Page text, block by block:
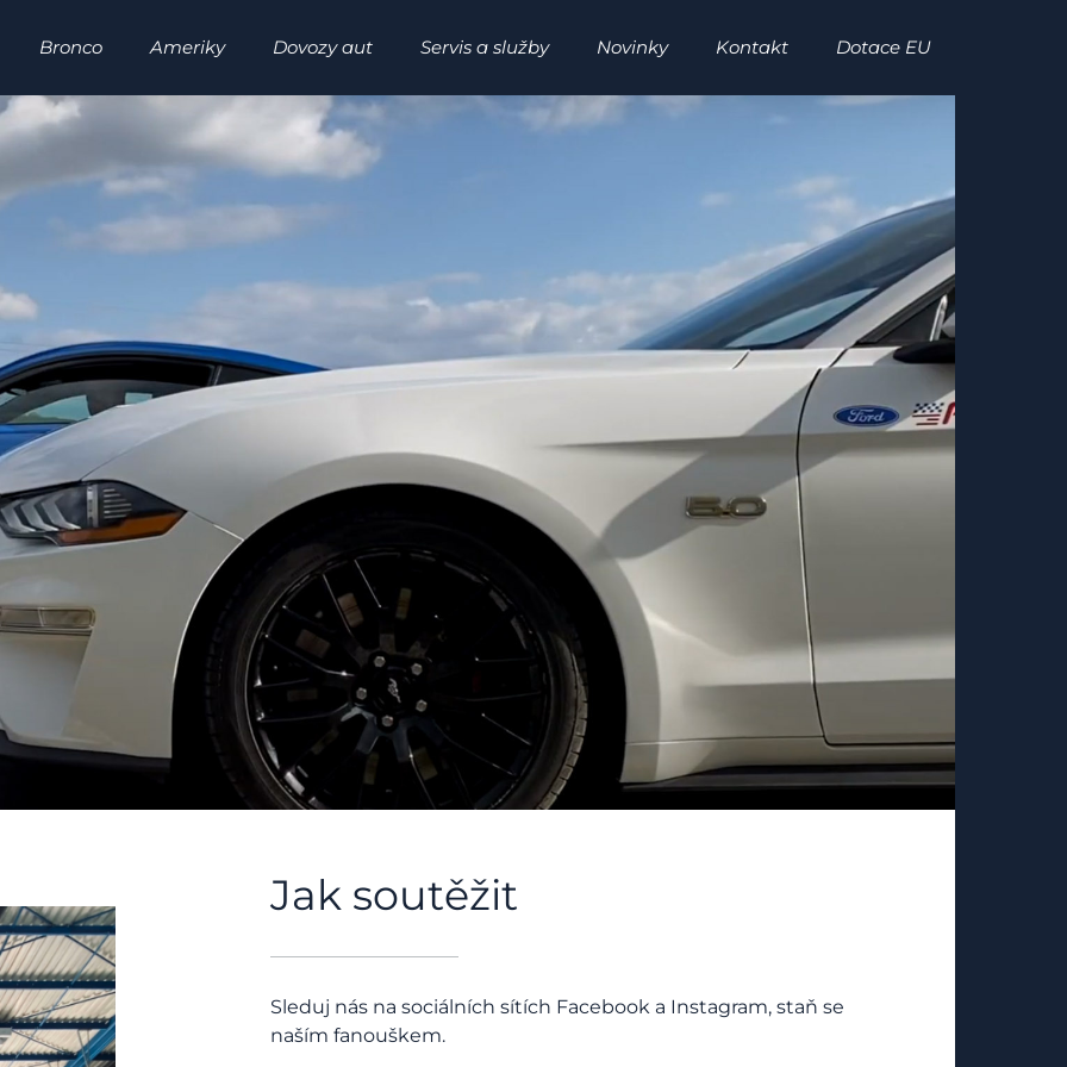
Bronco Ameriky Dovozy aut Servis a služby Novinky Kontakt Dotace EU
Jak soutěžit
Sleduj nás na sociálních sítích Facebook a Instagram, staň se
naším fanouškem.